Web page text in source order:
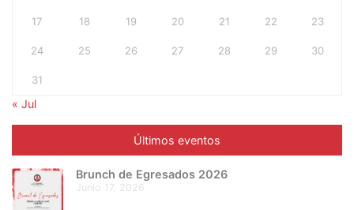
17 18 19 20 21 22 23
24 25 26 27 28 29 30
31
« Jul
Últimos eventos
Brunch de Egresados 2026
junio 17, 2026